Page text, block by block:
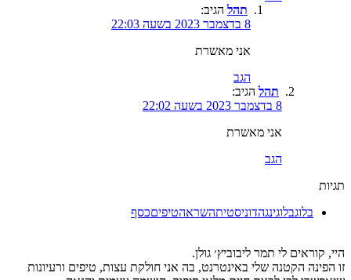
תהל הגיב:
8 בדצמבר 2023 בשעה 22:03
אני מאשרת
הגב
תהל הגיב:
8 בדצמבר 2023 בשעה 22:02
אני מאשרת
הגב
תגיות
בלוגבלוגינגהדוניסטיתהשראהטיפיםכסף
היי, קוראים לי תמר ליבוביץ׳ גולן.
זו הפינה הקטנה שלי באינטרנט, בה אני חולקת עצות, טיפים ורעיונות